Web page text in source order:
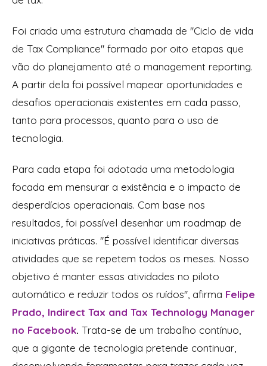
Foi criada uma estrutura chamada de ''Ciclo de vida
de Tax Compliance'' formado por oito etapas que
vão do planejamento até o management reporting.
A partir dela foi possível mapear oportunidades e
desafios operacionais existentes em cada passo,
tanto para processos, quanto para o uso de
tecnologia.
Para cada etapa foi adotada uma metodologia
focada em mensurar a existência e o impacto de
desperdícios operacionais. Com base nos
resultados, foi possível desenhar um roadmap de
iniciativas práticas. ''É possível identificar diversas
atividades que se repetem todos os meses. Nosso
objetivo é manter essas atividades no piloto
automático e reduzir todos os ruídos'', afirma Felipe
Prado, Indirect Tax and Tax Technology Manager
no Facebook. Trata-se de um trabalho contínuo,
que a gigante de tecnologia pretende continuar,